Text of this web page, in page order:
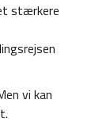
stærkere
vi kan